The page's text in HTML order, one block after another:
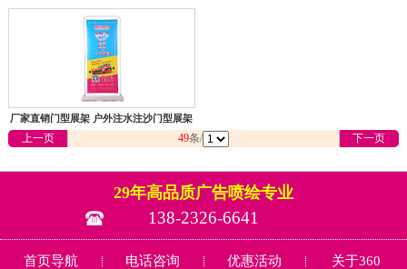
厂家直销门型展架 户外注水注沙门型展架
上一页 49条/ 下一页
29年高品质广告喷绘专业
138-2326-6641
首页导航 电话咨询 优惠活动 关于360